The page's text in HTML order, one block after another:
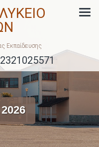
Εκπαίδευσης